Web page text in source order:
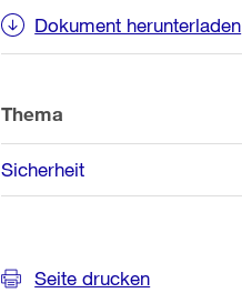
Dokument herunterladen
Thema
Sicherheit
Seite drucken